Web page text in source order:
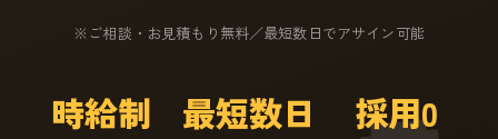
※ご相談・お見積もり無料／最短数日でアサイン可能
時給制 最短数日 採用0